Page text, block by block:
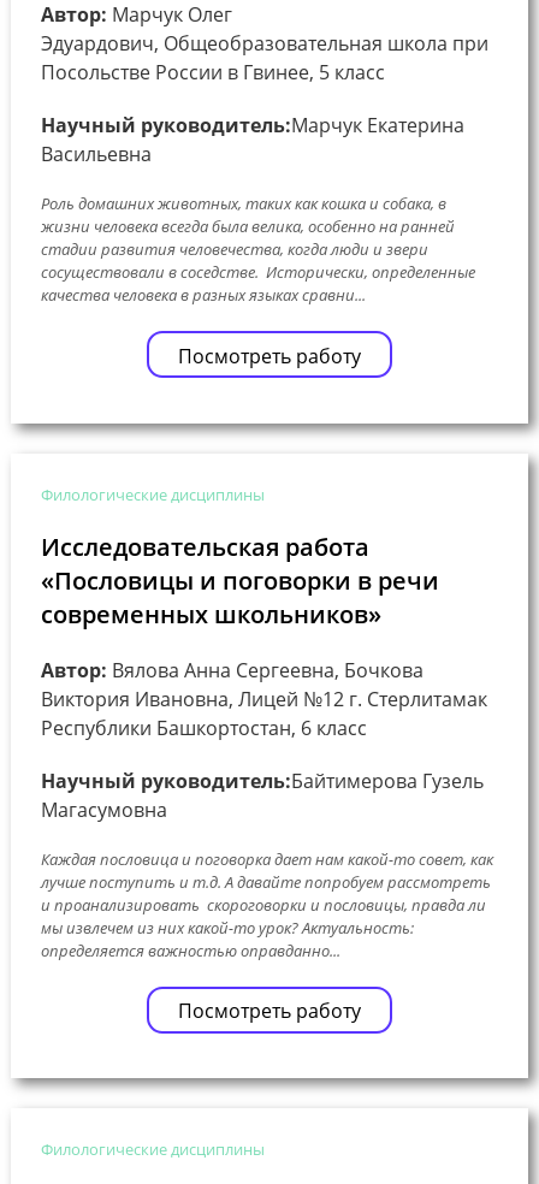
Автор: Марчук Олег
Эдуардович, Общеобразовательная школа при
Посольстве России в Гвинее, 5 класс
Научный руководитель:Марчук Екатерина
Васильевна
Роль домашних животных, таких как кошка и собака, в
жизни человека всегда была велика, особенно на ранней
стадии развития человечества, когда люди и звери
сосуществовали в соседстве. Исторически, определенные
качества человека в разных языках сравни...
Посмотреть работу
Филологические дисциплины
Исследовательская работа
«Пословицы и поговорки в речи
современных школьников»
Автор: Вялова Анна Сергеевна, Бочкова
Виктория Ивановна, Лицей №12 г. Стерлитамак
Республики Башкортостан, 6 класс
Научный руководитель:Байтимерова Гузель
Магасумовна
Каждая пословица и поговорка дает нам какой-то совет, как
лучше поступить и т.д. А давайте попробуем рассмотреть
и проанализировать скороговорки и пословицы, правда ли
мы извлечем из них какой-то урок? Актуальность:
определяется важностью оправданно...
Посмотреть работу
Филологические дисциплины